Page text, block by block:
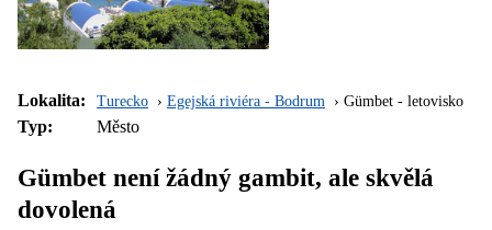
Lokalita: Turecko Egejská riviéra - Bodrum Gümbet - letovisko
Typ: Město
Gümbet není žádný gambit, ale skvělá
dovolená